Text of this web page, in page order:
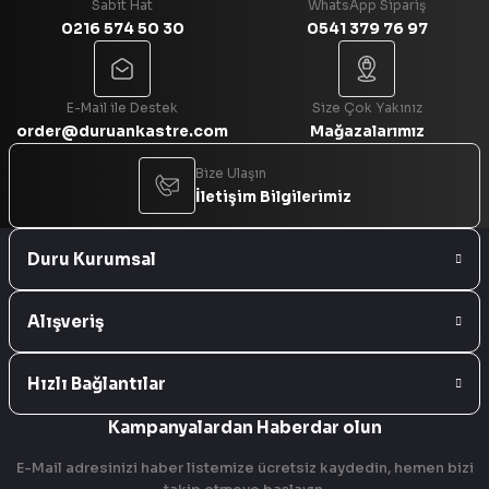
Sabit Hat
0216 574 50 30
WhatsApp Sipariş
0541 379 76 97
E-Mail ile Destek
order@duruankastre.com
Size Çok Yakınız
Mağazalarımız
Bize Ulaşın
İletişim Bilgilerimiz
Duru Kurumsal
Alışveriş
Hızlı Bağlantılar
Kampanyalardan Haberdar olun
E-Mail adresinizi haber listemize ücretsiz kaydedin, hemen bizi